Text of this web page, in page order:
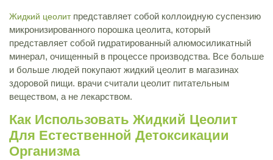
Жидкий цеолитпредставляет собой коллоидную суспензию
микронизированного порошка цеолита, который
представляет собой гидратированный алюмосиликатный
минерал, очищенный в процессе производства. Все больше
и больше людей покупают жидкий цеолит в магазинах
здоровой пищи. врачи считали цеолит питательным
веществом, а не лекарством.
Как Использовать Жидкий Цеолит
Для Естественной Детоксикации
Организма